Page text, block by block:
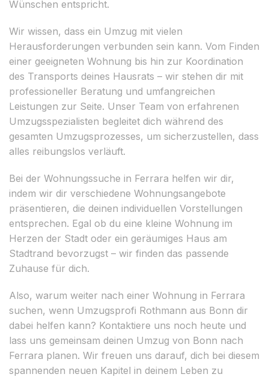
Wünschen entspricht.
Wir wissen, dass ein Umzug mit vielen
Herausforderungen verbunden sein kann. Vom Finden
einer geeigneten Wohnung bis hin zur Koordination
des Transports deines Hausrats – wir stehen dir mit
professioneller Beratung und umfangreichen
Leistungen zur Seite. Unser Team von erfahrenen
Umzugsspezialisten begleitet dich während des
gesamten Umzugsprozesses, um sicherzustellen, dass
alles reibungslos verläuft.
Bei der Wohnungssuche in Ferrara helfen wir dir,
indem wir dir verschiedene Wohnungsangebote
präsentieren, die deinen individuellen Vorstellungen
entsprechen. Egal ob du eine kleine Wohnung im
Herzen der Stadt oder ein geräumiges Haus am
Stadtrand bevorzugst – wir finden das passende
Zuhause für dich.
Also, warum weiter nach einer Wohnung in Ferrara
suchen, wenn Umzugsprofi Rothmann aus Bonn dir
dabei helfen kann? Kontaktiere uns noch heute und
lass uns gemeinsam deinen Umzug von Bonn nach
Ferrara planen. Wir freuen uns darauf, dich bei diesem
spannenden neuen Kapitel in deinem Leben zu